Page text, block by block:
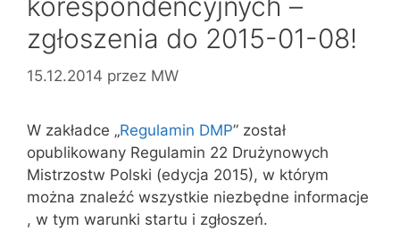
zgłoszenia do 2015-01-08!
15.12.2014 przez MW
W zakładce „Regulamin DMP” został
opublikowany Regulamin 22 Drużynowych
Mistrzostw Polski (edycja 2015), w którym
można znaleźć wszystkie niezbędne informacje
, w tym warunki startu i zgłoszeń.